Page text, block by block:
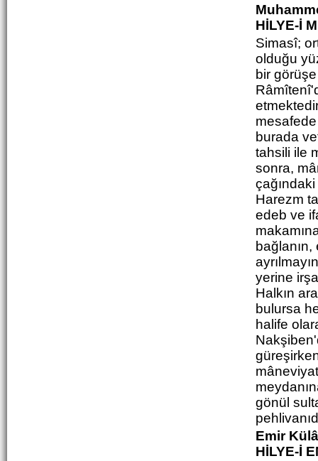
HİLYE-İ
Simasî;
olduğu
bir
burada
tahsili ile
sonra,
Harezm
edeb ve
yerine
Halkın
bulursa
halife
gönül
Emir
HİLYE-İ